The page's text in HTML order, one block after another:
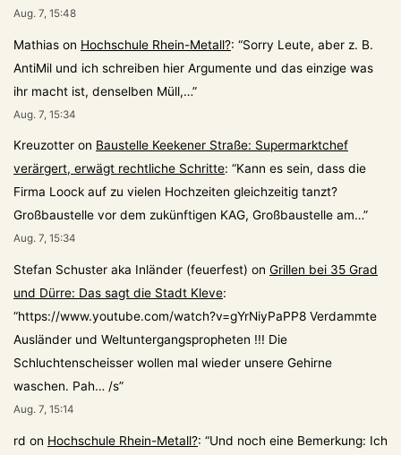
Aug. 7, 15:48
Mathias on Hochschule Rhein-Metall?: “Sorry Leute, aber z. B.
AntiMil und ich schreiben hier Argumente und das einzige was
ihr macht ist, denselben Müll,…”
Aug. 7, 15:34
Kreuzotter on Baustelle Keekener Straße: Supermarktchef
verärgert, erwägt rechtliche Schritte: “Kann es sein, dass die
Firma Loock auf zu vielen Hochzeiten gleichzeitig tanzt?
Großbaustelle vor dem zukünftigen KAG, Großbaustelle am…”
Aug. 7, 15:34
Stefan Schuster aka Inländer (feuerfest) on Grillen bei 35 Grad
und Dürre: Das sagt die Stadt Kleve:
“https://www.youtube.com/watch?v=gYrNiyPaPP8 Verdammte
Ausländer und Weltuntergangspropheten !!! Die
Schluchtenscheisser wollen mal wieder unsere Gehirne
waschen. Pah… /s”
Aug. 7, 15:14
rd on Hochschule Rhein-Metall?: “Und noch eine Bemerkung: Ich